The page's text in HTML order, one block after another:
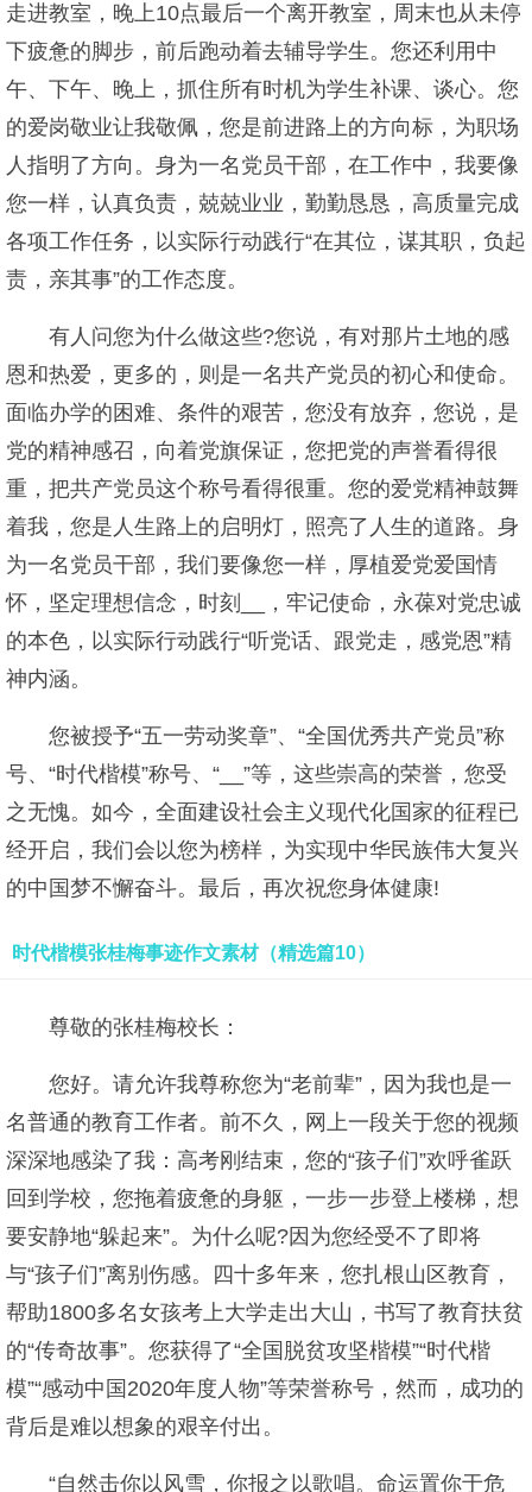
走进教室，晚上10点最后一个离开教室，周末也从未停
下疲惫的脚步，前后跑动着去辅导学生。您还利用中
午、下午、晚上，抓住所有时机为学生补课、谈心。您
的爱岗敬业让我敬佩，您是前进路上的方向标，为职场
人指明了方向。身为一名党员干部，在工作中，我要像
您一样，认真负责，兢兢业业，勤勤恳恳，高质量完成
各项工作任务，以实际行动践行“在其位，谋其职，负起
责，亲其事”的工作态度。
有人问您为什么做这些?您说，有对那片土地的感
恩和热爱，更多的，则是一名共产党员的初心和使命。
面临办学的困难、条件的艰苦，您没有放弃，您说，是
党的精神感召，向着党旗保证，您把党的声誉看得很
重，把共产党员这个称号看得很重。您的爱党精神鼓舞
着我，您是人生路上的启明灯，照亮了人生的道路。身
为一名党员干部，我们要像您一样，厚植爱党爱国情
怀，坚定理想信念，时刻__，牢记使命，永葆对党忠诚
的本色，以实际行动践行“听党话、跟党走，感党恩”精
神内涵。
您被授予“五一劳动奖章”、“全国优秀共产党员”称
号、“时代楷模”称号、“__”等，这些崇高的荣誉，您受
之无愧。如今，全面建设社会主义现代化国家的征程已
经开启，我们会以您为榜样，为实现中华民族伟大复兴
的中国梦不懈奋斗。最后，再次祝您身体健康!
时代楷模张桂梅事迹作文素材（精选篇10）
尊敬的张桂梅校长：
您好。请允许我尊称您为“老前辈”，因为我也是一
名普通的教育工作者。前不久，网上一段关于您的视频
深深地感染了我：高考刚结束，您的“孩子们”欢呼雀跃
回到学校，您拖着疲惫的身躯，一步一步登上楼梯，想
要安静地“躲起来”。为什么呢?因为您经受不了即将
与“孩子们”离别伤感。四十多年来，您扎根山区教育，
帮助1800多名女孩考上大学走出大山，书写了教育扶贫
的“传奇故事”。您获得了“全国脱贫攻坚楷模”“时代楷
模”“感动中国2020年度人物”等荣誉称号，然而，成功的
背后是难以想象的艰辛付出。
“自然击你以风雪，你报之以歌唱。命运置你于危